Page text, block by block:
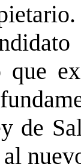
que
de
al